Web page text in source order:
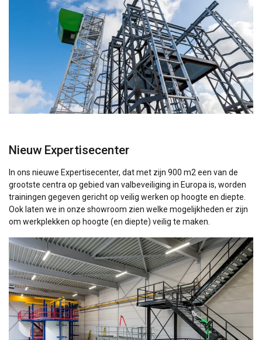
Nieuw Expertisecenter
In ons nieuwe Expertisecenter, dat met zijn 900 m2 een van de
grootste centra op gebied van valbeveiliging in Europa is, worden
trainingen gegeven gericht op veilig werken op hoogte en diepte.
Ook laten we in onze showroom zien welke mogelijkheden er zijn
om werkplekken op hoogte (en diepte) veilig te maken.